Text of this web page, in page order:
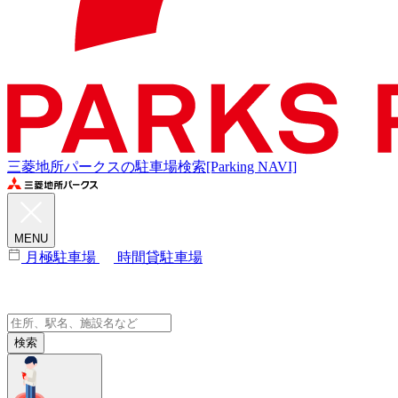
三菱地所パークスの駐車場検索[Parking NAVI]
MENU
月極駐車場 時間貸駐車場
検索